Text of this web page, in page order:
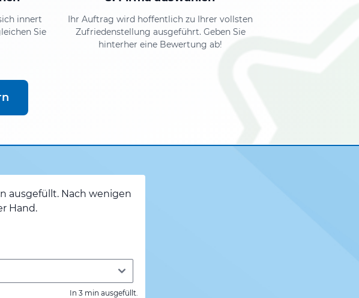
innert
Sie
Ihr Auftrag wird hoffentlich zu Ihrer vollsten
Zufriedenstellung ausgeführt. Geben Sie
hinterher eine Bewertung ab!
ausgefüllt. Nach wenigen
Hand.
In 3 min ausgefüllt.